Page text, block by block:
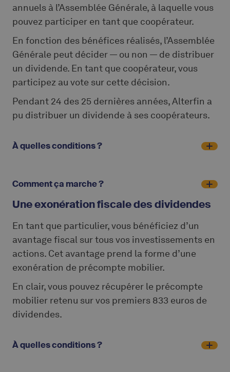
annuels à l’Assemblée Générale, à laquelle vous
pouvez participer en tant que coopérateur.
En fonction des bénéfices réalisés, l’Assemblée
Générale peut décider — ou non — de distribuer
un dividende. En tant que coopérateur, vous
participez au vote sur cette décision.
Pendant 24 des 25 dernières années, Alterfin a
pu distribuer un dividende à ses coopérateurs.
À quelles conditions ?
Comment ça marche ?
Une exonération fiscale des dividendes
En tant que particulier, vous bénéficiez d’un
avantage fiscal sur tous vos investissements en
actions. Cet avantage prend la forme d’une
exonération de précompte mobilier.
En clair, vous pouvez récupérer le précompte
mobilier retenu sur vos premiers 833 euros de
dividendes.
À quelles conditions ?